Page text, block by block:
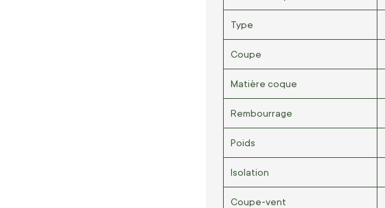
Type
Coupe
Matière coque
Rembourrage
Poids
Isolation
Coupe-vent